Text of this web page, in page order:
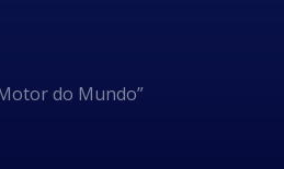
do Mundo”